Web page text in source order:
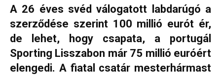
A 26 éves svéd válogatott labdarúgó a
szerződése szerint 100 millió eurót ér,
de lehet, hogy csapata, a portugál
Sporting Lisszabon már 75 millió euróért
elengedi. A fiatal csatár mesterhármast